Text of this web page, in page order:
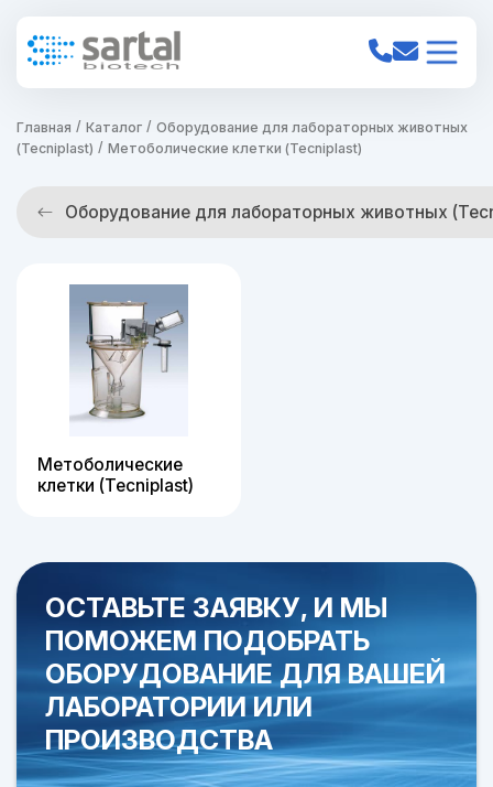
Главная Каталог
Оборудование для лабораторных животных
(Tecniplast)
Метоболические клетки (Tecniplast)
Оборудование для лабораторных животных
Метоболические
клетки (Tecniplast)
ОСТАВЬТЕ ЗАЯВКУ, И МЫ
ПОМОЖЕМ ПОДОБРАТЬ
ОБОРУДОВАНИЕДЛЯ ВАШЕЙ
ЛАБОРАТОРИИ ИЛИ
ПРОИЗВОДСТВА